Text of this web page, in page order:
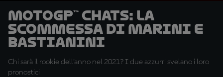
MotoGP™ Chats: La
scommessa di Marini e
Bastianini
Chi sarà il rookie dell’anno nel 2021? I due azzurri svelano i loro
pronostici